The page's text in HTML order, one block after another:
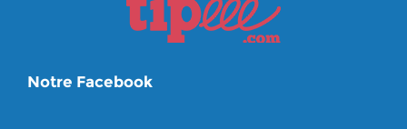
Notre Facebook